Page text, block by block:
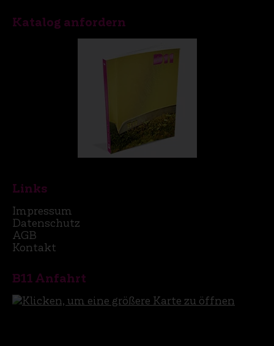
Katalog anfordern
Links
Impressum
Datenschutz
AGB
Kontakt
B11 Anfahrt